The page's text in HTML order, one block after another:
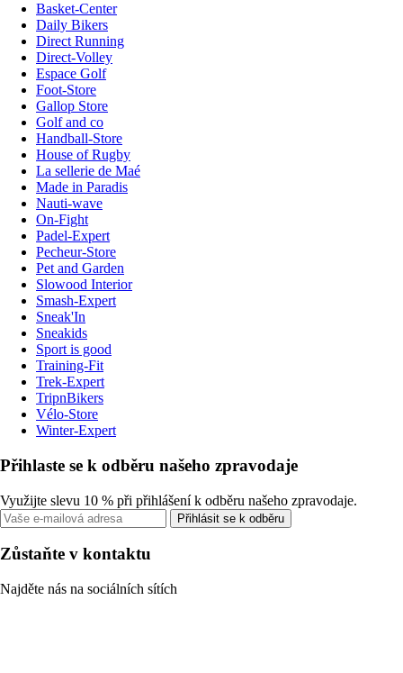
Basket-Center
Daily Bikers
Direct Running
Direct-Volley
Espace Golf
Foot-Store
Gallop Store
Golf and co
Handball-Store
House of Rugby
La sellerie de Maé
Made in Paradis
Nauti-wave
On-Fight
Padel-Expert
Pecheur-Store
Pet and Garden
Slowood Interior
Smash-Expert
Sneak'In
Sneakids
Sport is good
Training-Fit
Trek-Expert
TripnBikers
Vélo-Store
Winter-Expert
Přihlaste se k odběru našeho zpravodaje
Využijte slevu 10 % při přihlášení k odběru našeho zpravodaje.
Přihlásit se k odběru
Zůstaňte v kontaktu
Najděte nás na sociálních sítích